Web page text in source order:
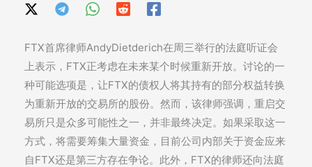
FTX首席律师AndyDietderich在周三举行的法庭听证会
上表示，FTX正考虑在未来某个时候重新开放。讨论的一
种可能选项是，让FTX的债权人将其持有的部分权益转换
为重新开放的交易所的股份。然而，该律师强调，重启交
易所只是众多可能性之一，并非最终决定。如果采取这一
方式，将需要筹集大量资金，目前公司内部关于资金应来
自FTX还是第三方存在争论。此外，FTX的律师还向法庭